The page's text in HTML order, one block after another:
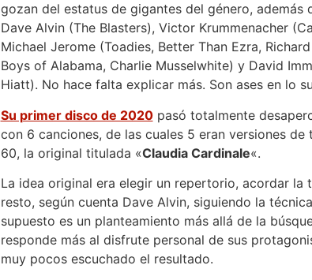
gozan del estatus de gigantes del género, además
Dave Alvin (The Blasters), Victor Krummenacher
Michael Jerome (Toadies, Better Than Ezra,
Boys of Alabama, Charlie Musselwhite) y David
Hiatt). No hace falta explicar más. Son ases en lo
Su primer disco de 2020pasó totalmente
con 6 canciones, de las cuales 5 eran versiones
60, la original titulada «Claudia Cardinale«.
La idea original era elegir un repertorio, acordar la
resto, según cuenta Dave Alvin, siguiendo la
supuesto es un planteamiento más allá de la
responde más al disfrute personal de sus
muy pocos escuchado el resultado.